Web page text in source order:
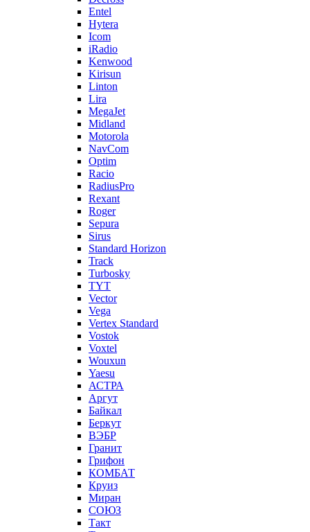
Entel
Hytera
Icom
iRadio
Kenwood
Kirisun
Linton
Lira
MegaJet
Midland
Motorola
NavCom
Optim
Racio
RadiusPro
Rexant
Roger
Sepura
Sirus
Standard Horizon
Track
Turbosky
TYT
Vector
Vega
Vertex Standard
Vostok
Voxtel
Wouxun
Yaesu
АСТРА
Аргут
Байкал
Беркут
ВЭБР
Гранит
Грифон
КОМБАТ
Круиз
Миран
СОЮЗ
Такт